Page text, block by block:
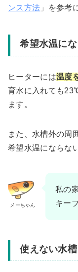
ンス方法 」を参考
希望水温に
ヒーターには温度
育水に入れても
ます。
また、水槽外の周
希望水温にならな
メーちゃん
私の
キー
使えない水